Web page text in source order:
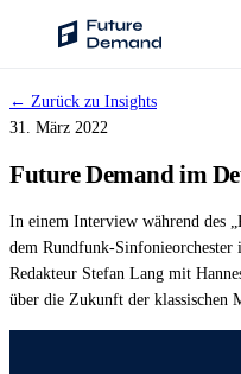
PLATTFORM
✦
Audience
Taste-Cluster-Technologie
Lookout
Nachfrageprognose
← Zurück zu Insights
31. März 2022
Future Demand im
In einem Interview während des
dem Rundfunk-
Redakteur Stefan Lang mit
über die Zukunft der klassischen